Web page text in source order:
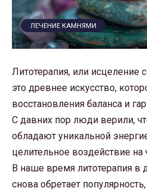
ЛЕЧЕНИЕ КАМНЯМИ
Литотерапия, или
это древнее искусство,
восстановления баланса и
С давних пор люди верили,
обладают уникальной
целительное воздействие на
В наше время литотерапия в
снова обретает